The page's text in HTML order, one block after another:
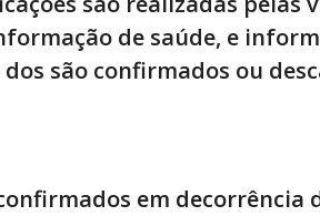
de saúde, e
dos são confirmados ou
em decorrência